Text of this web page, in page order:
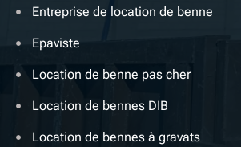
Entreprise de location de benne
Epaviste
Location de benne pas cher
Location de bennes DIB
Location de bennes à gravats